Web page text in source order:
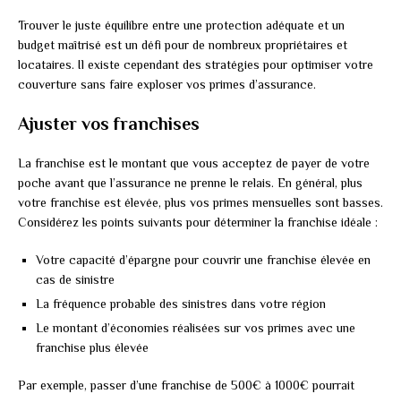
Trouver le juste équilibre entre une protection adéquate et un
budget maîtrisé est un défi pour de nombreux propriétaires et
locataires. Il existe cependant des stratégies pour optimiser votre
couverture sans faire exploser vos primes d’assurance.
Ajuster vos franchises
La franchise est le montant que vous acceptez de payer de votre
poche avant que l’assurance ne prenne le relais. En général, plus
votre franchise est élevée, plus vos primes mensuelles sont basses.
Considérez les points suivants pour déterminer la franchise idéale :
Votre capacité d’épargne pour couvrir une franchise élevée en
cas de sinistre
La fréquence probable des sinistres dans votre région
Le montant d’économies réalisées sur vos primes avec une
franchise plus élevée
Par exemple, passer d’une franchise de 500€ à 1000€ pourrait